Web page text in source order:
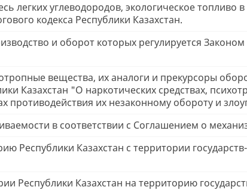
легких углеводородов, экологическое топливо в
кодекса Республики Казахстан.
и оборот которых регулируется Законом
вещества, их аналоги и прекурсоры
Казахстан "О наркотических средствах,
противодействия их незаконному обороту и
в соответствии с Соглашением о
Республики Казахстан с территории
Республики Казахстан на территорию